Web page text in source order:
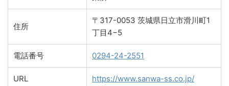
住所
〒317-0053 茨城県日立市滑川町1
丁目4−5
電話番号 0294-24-2551
URL https://www.sanwa-ss.co.jp/